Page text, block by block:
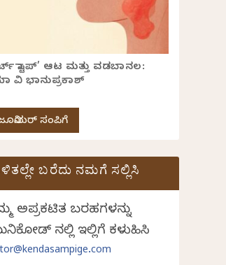
ಸ್ಟಾಪ್’ ಆಟ ಮತ್ತು ವಡಬಾನಲ:
ವಿ ಭಾನುಪ್ರಕಾಶ್
ಸಂಪಿಗೆ
ಬರೆದು ನಮಗೆ ಸಲ್ಲಿಸಿ
ಅಪ್ರಕಟಿತ ಬರಹಗಳನ್ನು
ನಲ್ಲಿ ಇಲ್ಲಿಗೆ ಕಳುಹಿಸಿ